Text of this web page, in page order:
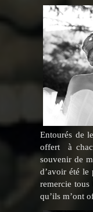
Entourés de
offert à
souvenir de
d’avoir été le
remercie
qu’ils m’ont